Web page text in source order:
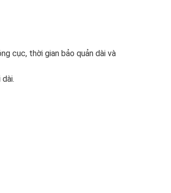
cục, thời gian bảo quản dài và